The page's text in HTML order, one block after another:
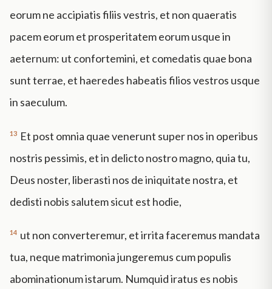
eorum ne accipiatis filiis vestris, et non quaeratis
pacem eorum et prosperitatem eorum usque in
aeternum: ut confortemini, et comedatis quae bona
sunt terrae, et haeredes habeatis filios vestros usque
in saeculum.
13 Et post omnia quae venerunt super nos in operibus
nostris pessimis, et in delicto nostro magno, quia tu,
Deus noster, liberasti nos de iniquitate nostra, et
dedisti nobis salutem sicut est hodie,
14 ut non converteremur, et irrita faceremus mandata
tua, neque matrimonia jungeremus cum populis
abominationum istarum. Numquid iratus es nobis